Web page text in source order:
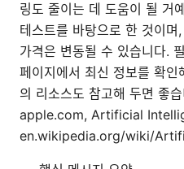
링도 줄이는 데 도움이 될 거
테스트를 바탕으로 한 것이
가격은 변동될 수 있습니다.
페이지에서 최신 정보를 확인
의 리소스도 참고해 두면 좋
apple.com, Artificial
en.wikipedia.org/wiki/